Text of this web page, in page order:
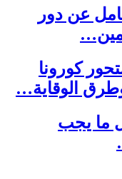
عن دور
كورونا
الوقاية…
ما يجب